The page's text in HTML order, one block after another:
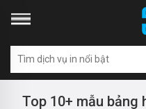
Top 10+ mẫu bảng